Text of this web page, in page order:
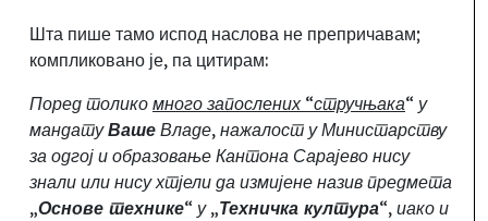
Шта пише тамо испод наслова не препричавам;
компликовано је, па цитирам:
Поред толико много запослених “стручњака“ у
мандатуВаше Владе, нажалост у Министарству
за одгој и образовање Кантона Сарајево нису
знали или нису хтјели да измијене назив предмета
„Основе технике“ у „Техничка култура“, иако и